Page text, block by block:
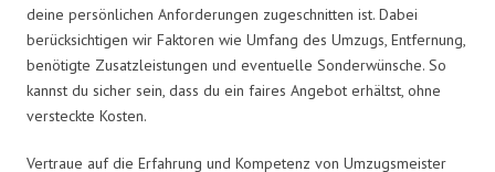
deine persönlichen Anforderungen zugeschnitten ist. Dabei
berücksichtigen wir Faktoren wie Umfang des Umzugs, Entfernung,
benötigte Zusatzleistungen und eventuelle Sonderwünsche. So
kannst du sicher sein, dass du ein faires Angebot erhältst, ohne
versteckte Kosten.
Vertraue auf die Erfahrung und Kompetenz von Umzugsmeister